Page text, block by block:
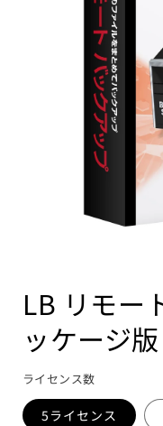
LB リモー
ッケージ版
ライセンス数
5ライセンス